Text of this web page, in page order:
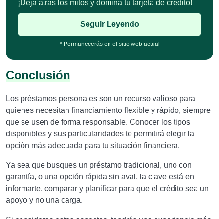
¡Deja atrás los mitos y domina tu tarjeta de crédito!
Seguir Leyendo
* Permanecerás en el sitio web actual
Conclusión
Los préstamos personales son un recurso valioso para
quienes necesitan financiamiento flexible y rápido, siempre
que se usen de forma responsable. Conocer los tipos
disponibles y sus particularidades te permitirá elegir la
opción más adecuada para tu situación financiera.
Ya sea que busques un préstamo tradicional, uno con
garantía, o una opción rápida sin aval, la clave está en
informarte, comparar y planificar para que el crédito sea un
apoyo y no una carga.